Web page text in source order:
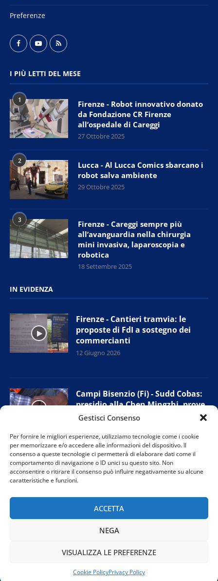
Gestisci Consenso
Per fornire le migliori esperienze, utilizziamo tecnologie come i cookie
per memorizzare e/o accedere alle informazioni del dispositivo. Il
consenso a queste tecnologie ci permetterà di elaborare dati come il
comportamento di navigazione o ID unici su questo sito. Non
acconsentire o ritirare il consenso può influire negativamente su alcune
caratteristiche e funzioni.
ACCETTA
NEGA
VISUALIZZA LE PREFERENZE
Cookie PolicyPrivacy Policy
Preferenze
I PIÙ LETTI DEL MESE
1
Firenze - Robot innovativo donato
da Fondazione CR Firenze
all’ospedale di Careggi
27 Ottobre 2025
2
Lucca - Al Lucca Comics sbarcano i
robot salva ambiente
29 Ottobre 2025
3
Firenze - Careggi sempre più
all’avanguardia nella chirurgia
mini invasiva, laparoscopia e
robotica
18 Settembre 2025
IN EVIDENZA
Firenze - Cantieri tramvia: le
proposte di FdI a sostegno dei
commercianti
12 Giugno 2026
Campi Bisenzio (Fi) - Sudd Cobas:
presidio alla Chen Mingzhi, prove
di accordo con l’azienda
Prato - Nuova giunta provinciale
Confesercenti: “Tutelare i negozi
@2024 TVR Teleitalia. Tutti i diritti riservati. Powered by